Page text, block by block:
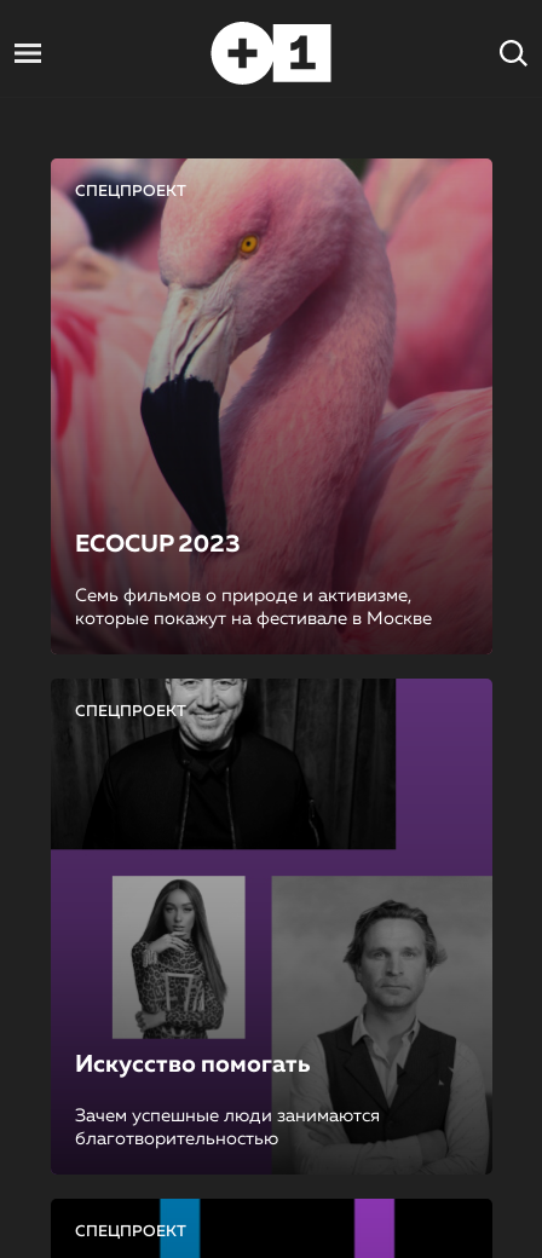
СПЕЦПРОЕКТ
ECOCUP 2023
Семь фильмов о природе и активизме,
которые покажут на фестивале в Москве
СПЕЦПРОЕКТ
Искусство помогать
Зачем успешные люди занимаются
благотворительностью
СПЕЦПРОЕКТ